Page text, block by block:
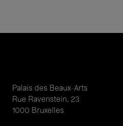
Palais des Beaux-Arts
Rue Ravenstein, 23
1000 Bruxelles